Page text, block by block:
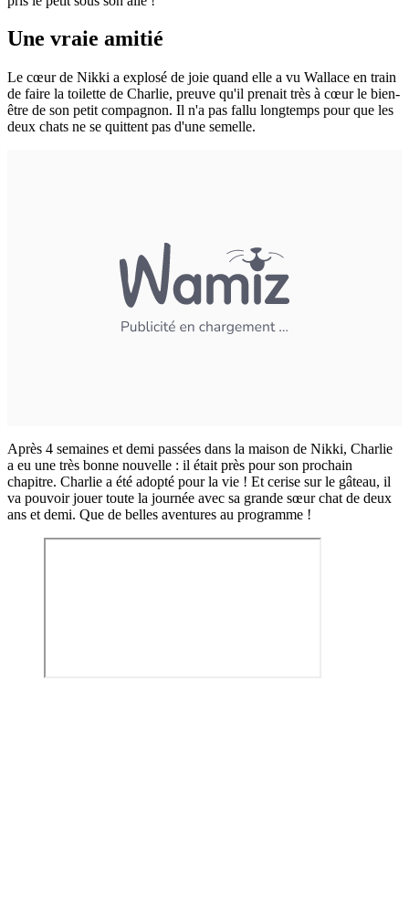
Une vraie amitié
Le cœur de Nikki a explosé de joie quand elle a vu Wallace en train
de faire la toilette de Charlie, preuve qu'il prenait très à cœur le bien-
être de son petit compagnon. Il n'a pas fallu longtemps pour que les
deux chats ne se quittent pas d'une semelle.
Après 4 semaines et demi passées dans la maison de Nikki, Charlie
a eu une très bonne nouvelle : il était près pour son prochain
chapitre. Charlie a été adopté pour la vie ! Et cerise sur le gâteau, il
va pouvoir jouer toute la journée avec sa grande sœur chat de deux
ans et demi. Que de belles aventures au programme !